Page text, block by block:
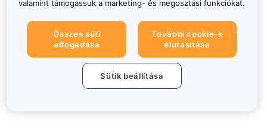
valamint támogassuk a marketing- és megosztási funkciókat.
Összes süti
elfogadása
További cookie-k
elutasítása
Sütik beállítása